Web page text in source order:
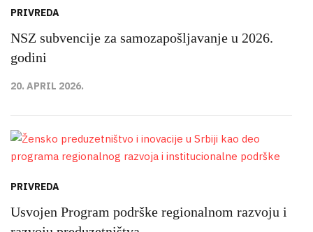
PRIVREDA
NSZ subvencije za samozapošljavanje u 2026.
godini
20. APRIL 2026.
PRIVREDA
Usvojen Program podrške regionalnom razvoju i